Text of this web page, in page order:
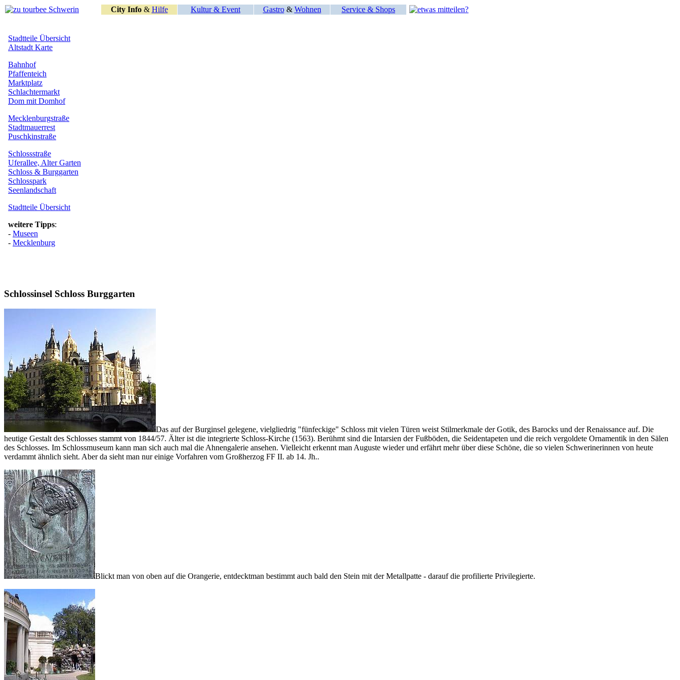
City Info& Hilfe Kultur & Event Gastro& Wohnen Service & Shops
Schlossinsel Schloss Burggarten
Das auf der Burginsel gelegene, vielgliedrig "fünfeckige" Schloss mit vielen Türen weist Stilmerkmale der Gotik, des Barocks und der Renaissance auf. Die
heutige Gestalt des Schlosses stammt von 1844/57. Älter ist die integrierte Schloss-Kirche (1563). Berühmt sind die Intarsien der Fußböden, die Seidentapeten und die reich vergoldete Ornamentik in den Sälen
des Schlosses. Im Schlossmuseum kann man sich auch mal die Ahnengalerie ansehen. Vielleicht erkennt man Auguste wieder und erfährt mehr über diese Schöne, die so vielen Schwerinerinnen von heute
verdammt ähnlich sieht. Aber da sieht man nur einige Vorfahren vom Großherzog FF II. ab 14. Jh..
Blickt man von oben auf die Orangerie, entdecktman bestimmt auch bald den Stein mit der Metallpatte - darauf die profilierte Privilegierte.